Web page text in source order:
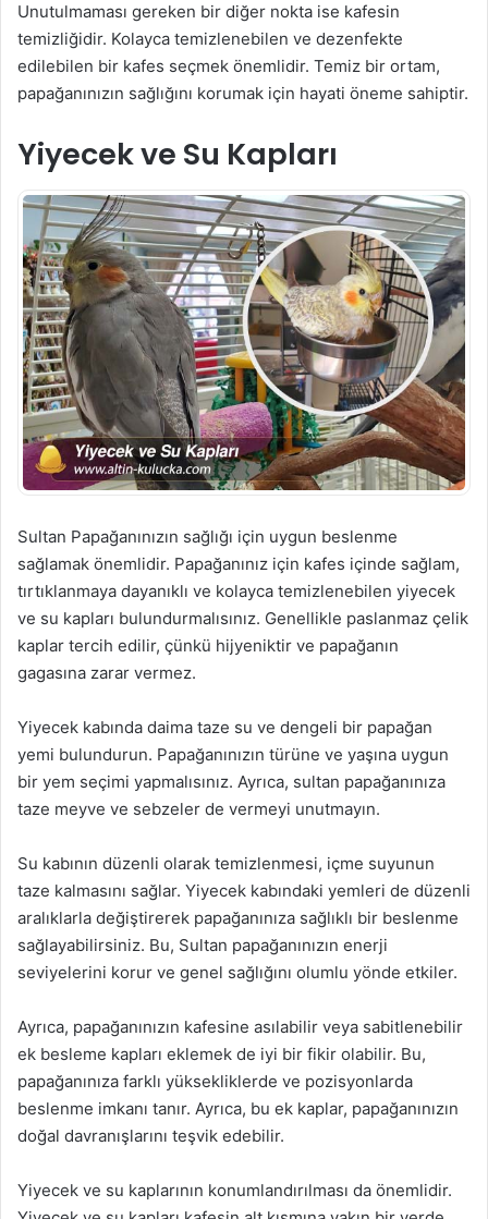
Unutulmaması gereken bir diğer nokta ise kafesin
temizliğidir. Kolayca temizlenebilen ve dezenfekte
edilebilen bir kafes seçmek önemlidir. Temiz bir ortam,
papağanınızın sağlığını korumak için hayati öneme sahiptir.
Yiyecek ve Su Kapları
Sultan Papağanınızın sağlığı için uygun beslenme
sağlamak önemlidir. Papağanınız için kafes içinde sağlam,
tırtıklanmaya dayanıklı ve kolayca temizlenebilen yiyecek
ve su kapları bulundurmalısınız. Genellikle paslanmaz çelik
kaplar tercih edilir, çünkü hijyeniktir ve papağanın
gagasına zarar vermez.
Yiyecek kabında daima taze su ve dengeli bir papağan
yemi bulundurun. Papağanınızın türüne ve yaşına uygun
bir yem seçimi yapmalısınız. Ayrıca, sultan papağanınıza
taze meyve ve sebzeler de vermeyi unutmayın.
Su kabının düzenli olarak temizlenmesi, içme suyunun
taze kalmasını sağlar. Yiyecek kabındaki yemleri de düzenli
aralıklarla değiştirerek papağanınıza sağlıklı bir beslenme
sağlayabilirsiniz. Bu, Sultan papağanınızın enerji
seviyelerini korur ve genel sağlığını olumlu yönde etkiler.
Ayrıca, papağanınızın kafesine asılabilir veya sabitlenebilir
ek besleme kapları eklemek de iyi bir fikir olabilir. Bu,
papağanınıza farklı yüksekliklerde ve pozisyonlarda
beslenme imkanı tanır. Ayrıca, bu ek kaplar, papağanınızın
doğal davranışlarını teşvik edebilir.
Yiyecek ve su kaplarının konumlandırılması da önemlidir.